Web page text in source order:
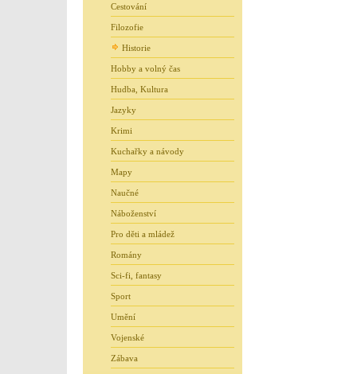
Cestování
Filozofie
Historie
Hobby a volný čas
Hudba, Kultura
Jazyky
Krimi
Kuchařky a návody
Mapy
Naučné
Náboženství
Pro děti a mládež
Romány
Sci-fi, fantasy
Sport
Umění
Vojenské
Zábava